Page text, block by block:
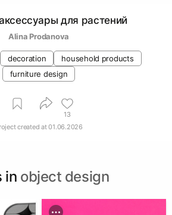
для растений
Alina Prodanova
decoration
household products
furniture design
13
created at01.06.2026
in object design